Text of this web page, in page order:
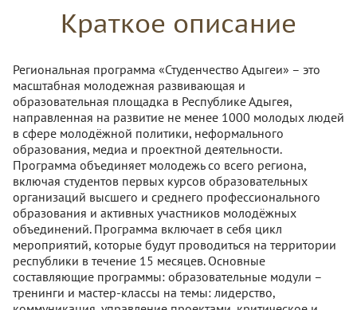
Краткое описание
Региональная программа «Студенчество Адыгеи» – это
масштабная молодежная развивающая и
образовательная площадка в Республике Адыгея,
направленная на развитие не менее 1000 молодых людей
в сфере молодёжной политики, неформального
образования, медиа и проектной деятельности.
Программа объединяет молодежь со всего региона,
включая студентов первых курсов образовательных
организаций высшего и среднего профессионального
образования и активных участников молодёжных
объединений. Программа включает в себя цикл
мероприятий, которые будут проводиться на территории
республики в течение 15 месяцев. Основные
составляющие программы: образовательные модули –
тренинги и мастер-классы на темы: лидерство,